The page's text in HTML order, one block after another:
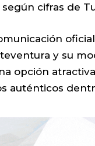
según cifras de
y su
opción
auténticos